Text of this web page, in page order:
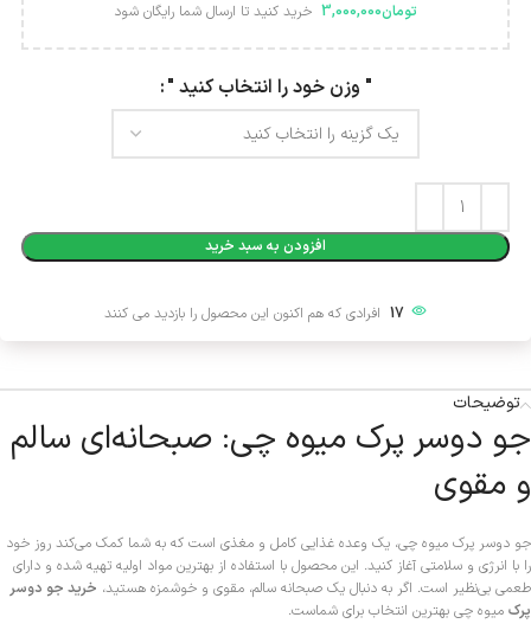
تومان3,000,000 خرید کنید تا ارسال شما رایگان شود
" وزن خود را انتخاب کنید "
افزودن به سبد خرید
Alternative:
17 افرادی که هم اکنون این محصول را بازدید می کنند
توضیحات
جو دوسر پرک میوه چی: صبحانه‌ای سالم
و مقوی
جو دوسر پرک میوه چی، یک وعده غذایی کامل و مغذی است که به شما کمک می‌کند روز خود
را با انرژی و سلامتی آغاز کنید. این محصول با استفاده از بهترین مواد اولیه تهیه شده و دارای
طعمی بی‌نظیر است. اگر به دنبال یک صبحانه سالم، مقوی و خوشمزه هستید، خرید جو دوسر
پرک میوه چی بهترین انتخاب برای شماست.